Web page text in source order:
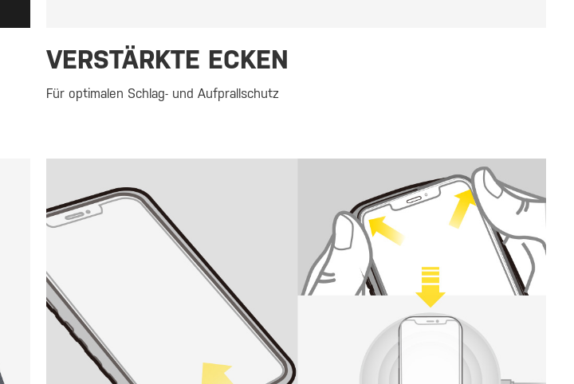
VERSTÄRKTE ECKEN
Für optimalen Schlag- und Aufprallschutz